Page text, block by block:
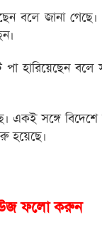
জানা গেছে।
বলে
একই সঙ্গে বিদেশে
হয়েছে।
ফলো করুন